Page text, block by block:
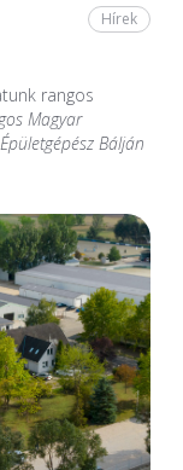
Hírek
rangos
Magyar
Épületgépész Bálján